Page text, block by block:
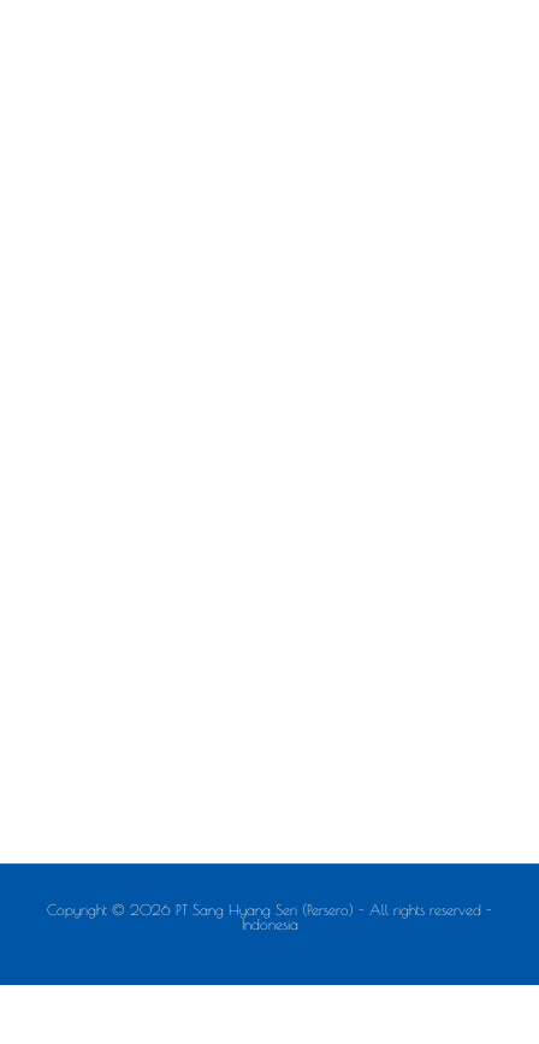
Copyright © 2026 PT Sang Hyang Seri (Persero) - All rights reserved -
Indonesia